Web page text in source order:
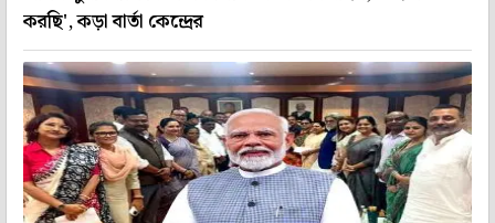
করছি', কড়া বার্তা কেন্দ্রের